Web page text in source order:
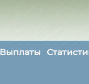
Выплаты